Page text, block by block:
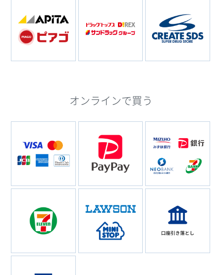
オンラインで買う